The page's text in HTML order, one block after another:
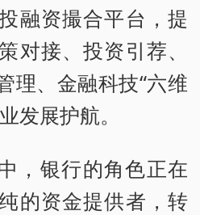
融资撮合平台，提
对接、投资引荐、
理、金融科技“六维
发展护航。
，银行的角色正在
的资金提供者，转